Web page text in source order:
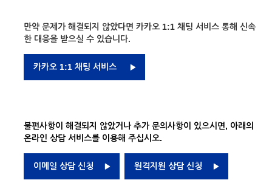
만약 문제가 해결되지 않았다면 카카오 1:1 채팅 서비스 통해 신속
한 대응을 받으실 수 있습니다.
카카오 1:1 채팅 서비스
불편사항이 해결되지 않았거나 추가 문의사항이 있으시면, 아래의
온라인 상담 서비스를 이용해 주십시오.
이메일 상담 신청 원격지원 상담 신청